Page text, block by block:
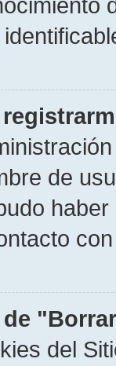
de
del